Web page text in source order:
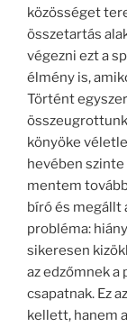
közösséget
összetartás
végezni ezt a
élmény is,
Történt
könyöke
hevében
mentem
bíró és megállt
probléma:
sikeresen
az edzőmnek a
csapatnak. Ez
kellett, hanem